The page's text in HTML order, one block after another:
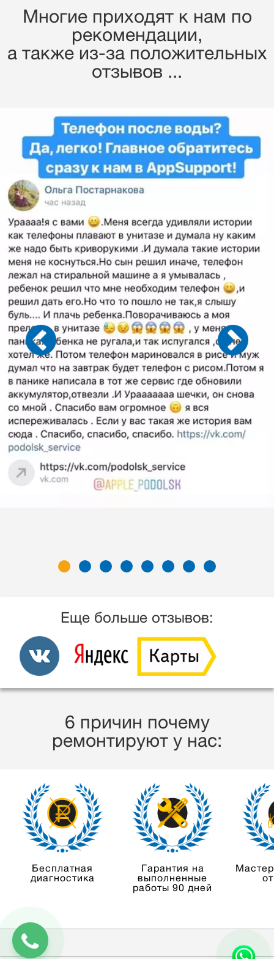
Многие приходят к нам по
рекомендации,
a также из-за положительных
отзывов ...
Еще больше отзывов:
6 причин почему
ремонтируют у нас:
Бесплатная
диагностика
Гарантия на
выполненные
работы 90 дней